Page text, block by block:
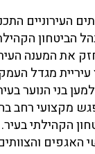
העירוניים
הביטחון
את המענה
מגדל
בני הנוער
מקצועי רחב
הקהילתי
והצוותים